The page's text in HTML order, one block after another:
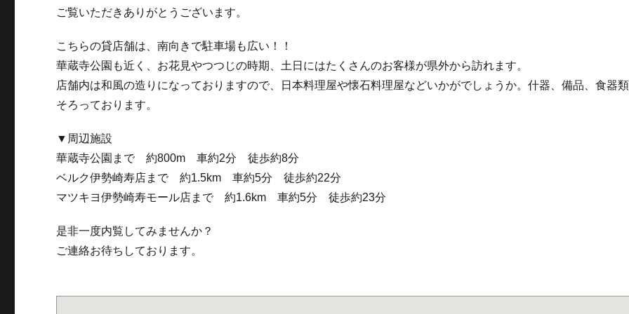
ご覧いただきありがとうございます。
こちらの貸店舗は、南向きで駐車場も広い！！
華蔵寺公園も近く、お花見やつつじの時期、土日にはたくさんのお客様が県外から訪れます。
店舗内は和風の造りになっておりますので、日本料理屋や懐石料理屋などいかがでしょうか。什器、備品、食器類
そろっております。
▼周辺施設
華蔵寺公園まで 約800m 車約2分 徒歩約8分
ベルク伊勢崎寿店まで 約1.5km 車約5分 徒歩約22分
マツキヨ伊勢崎寿モール店まで 約1.6km 車約5分 徒歩約23分
是非一度内覧してみませんか？
ご連絡お待ちしております。